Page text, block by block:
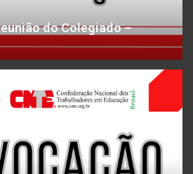
do Colegiado –